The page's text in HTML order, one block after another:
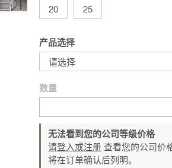
20
25
产品选择
请选择
数量
无法看到您的公司等级价格
请登入或注册 查看您的公司价
将在订单确认后列明。